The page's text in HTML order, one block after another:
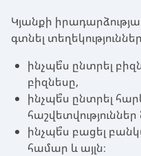
Կյանքի
գտնել
ինչպե՞ս ընտրել
բիզնեսը,
ինչպե՞ս ընտրել
ինչպե՞ս բացել
համար և այլն։